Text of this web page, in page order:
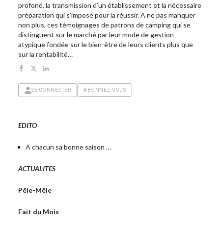
profond, la transmission d’un établissement et la nécessaire
préparation qui s’impose pour la réussir. A ne pas manquer
non plus, ces témoignages de patrons de camping qui se
distinguent sur le marché par leur mode de gestion
atypique fondée sur le bien-être de leurs clients plus que
sur la rentabilité…
SE CONNECTER ABONNEZ-VOUS
EDITO
A chacun sa bonne saison …
ACTUALITES
Pêle-Mêle
Fait du Mois